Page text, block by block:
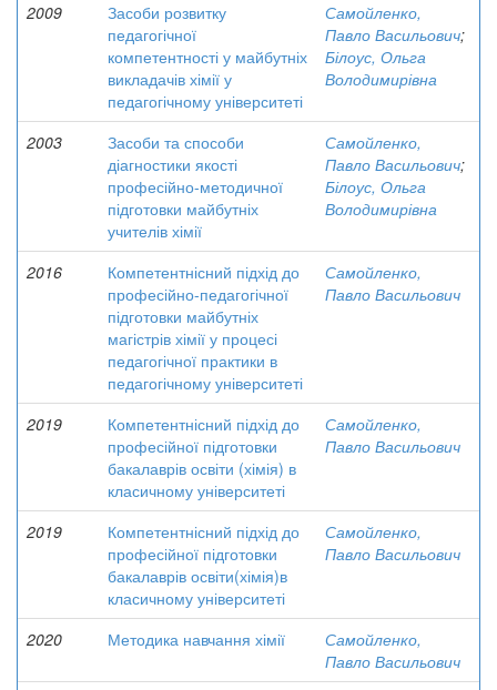
2009
Засоби розвитку
педагогічної
компетентності у майбутніх
викладачів хімії у
педагогічному університеті
Самойленко,
Павло Васильович;
Білоус, Ольга
Володимирівна
2003
Засоби та способи
діагностики якості
професійно-методичної
підготовки майбутніх
учителів хімії
Самойленко,
Павло Васильович;
Білоус, Ольга
Володимирівна
2016
Компетентнісний підхід до
професійно-педагогічної
підготовки майбутніх
магістрів хімії у процесі
педагогічної практики в
педагогічному університеті
Самойленко,
Павло Васильович
2019
Компетентнісний підхід до
професійної підготовки
бакалаврів освіти (хімія) в
класичному університеті
Самойленко,
Павло Васильович
2019
Компетентнісний підхід до
професійної підготовки
бакалаврів освіти(хімія)в
класичному університеті
Самойленко,
Павло Васильович
2020 Методика навчання хімії
Самойленко,
Павло Васильович